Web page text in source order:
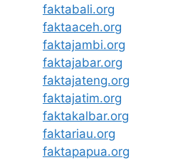
faktabali.org
faktaaceh.org
faktajambi.org
faktajabar.org
faktajateng.org
faktajatim.org
faktakalbar.org
faktariau.org
faktapapua.org